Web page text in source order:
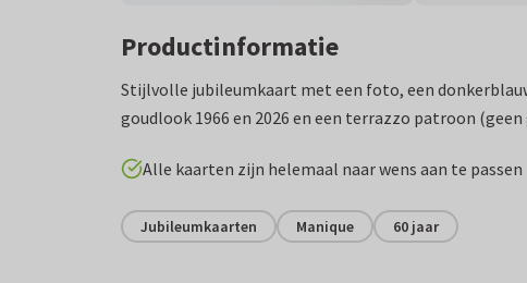
Productinformatie
Stijlvolle jubileumkaart met een foto, een
goudlook 1966 en 2026 en een terrazzo patroon
Alle kaarten zijn helemaal naar wens aan te passen
Jubileumkaarten Manique 60 jaar